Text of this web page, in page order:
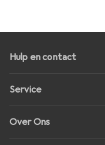
Hulp en contact
Service
Over Ons